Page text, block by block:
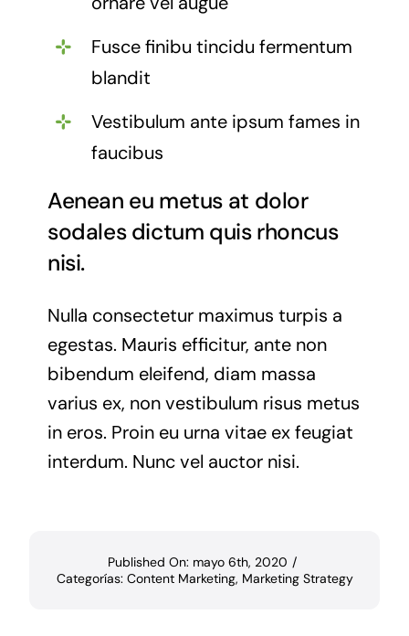
Fusce finibu tincidu fermentum
blandit
Vestibulum ante ipsum fames in
faucibus
Aenean eu metus at dolor
sodales dictum quis rhoncus
nisi.
Nulla consectetur maximus turpis a
egestas. Mauris efficitur, ante non
bibendum eleifend, diam massa
varius ex, non vestibulum risus metus
in eros. Proin eu urna vitae ex feugiat
interdum. Nunc vel auctor nisi.
Published On: mayo 6th, 2020 /
Categorías: Content Marketing, Marketing Strategy